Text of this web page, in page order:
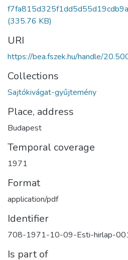
(335.76 KB)
URI
https://bea.fszek.hu/handle/
Collections
Sajtókivágat-gyűjtemény
Place, address
Budapest
Temporal coverage
1971
Format
application/pdf
Identifier
708-1971-10-09-Esti-hirlap-
Is part of